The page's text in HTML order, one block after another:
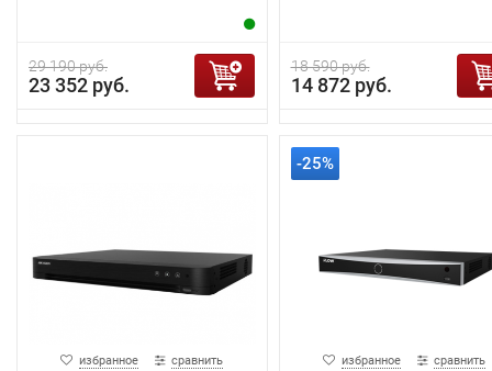
29 190 руб.
23 352 руб.
18 590 руб.
14 872 руб.
избранное сравнить
-25%
избранное сравнить